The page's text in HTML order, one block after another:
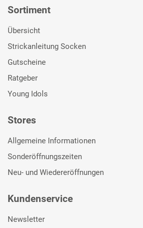
Sortiment
Übersicht
Strickanleitung Socken
Gutscheine
Ratgeber
Young Idols
Stores
Allgemeine Informationen
Sonderöffnungszeiten
Neu- und Wiedereröffnungen
Kundenservice
Newsletter